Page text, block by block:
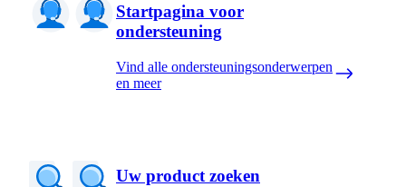
Startpagina voor
ondersteuning
Vind alle ondersteuningsonderwerpen
en meer
Uw product zoeken